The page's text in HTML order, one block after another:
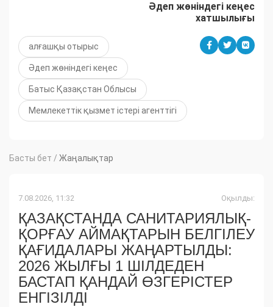
Әдеп жөніндегі кеңес
хатшылығы
алғашқы отырыс
Әдеп жөніндегі кеңес
Батыс Қазақстан Облысы
Мемлекеттік қызмет істері агенттігі
Басты бет / Жаңалықтар
7.08.2026, 11:32 Оқылды:
ҚАЗАҚСТАНДА САНИТАРИЯЛЫҚ-
ҚОРҒАУ АЙМАҚТАРЫН БЕЛГІЛЕУ
ҚАҒИДАЛАРЫ ЖАҢАРТЫЛДЫ:
2026 ЖЫЛҒЫ 1 ШІЛДЕДЕН
БАСТАП ҚАНДАЙ ӨЗГЕРІСТЕР
ЕНГІЗІЛДІ